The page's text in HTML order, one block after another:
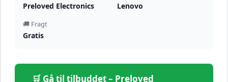
Preloved Electronics Lenovo
🚚 Fragt
Gratis
🛒 Gå til tilbuddet – Preloved